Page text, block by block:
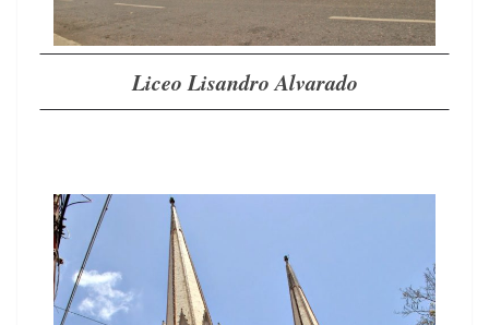
Liceo Lisan­dro Alvarado